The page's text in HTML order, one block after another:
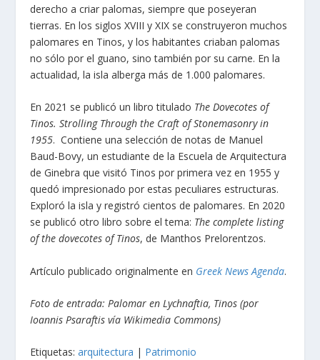
derecho a criar palomas, siempre que poseyeran
tierras. En los siglos XVIII y XIX se construyeron muchos
palomares en Tinos, y los habitantes criaban palomas
no sólo por el guano, sino también por su carne. En la
actualidad, la isla alberga más de 1.000 palomares.
En 2021 se publicó un libro titulado The Dovecotes of
Tinos.Strolling Through the Craft of Stonemasonry in
1955. Contiene una selección de notas de Manuel
Baud-Bovy, un estudiante de la Escuela de Arquitectura
de Ginebra que visitó Tinos por primera vez en 1955 y
quedó impresionado por estas peculiares estructuras.
Exploró la isla y registró cientos de palomares. En 2020
se publicó otro libro sobre el tema: The complete listing
of the dovecotes of Tinos, de Manthos Prelorentzos.
Artículo publicado originalmente en Greek News Agenda.
Foto de entrada: Palomar en Lychnaftia, Tinos (por
Ioannis Psaraftis vía Wikimedia Commons)
Etiquetas:arquitectura | Patrimonio